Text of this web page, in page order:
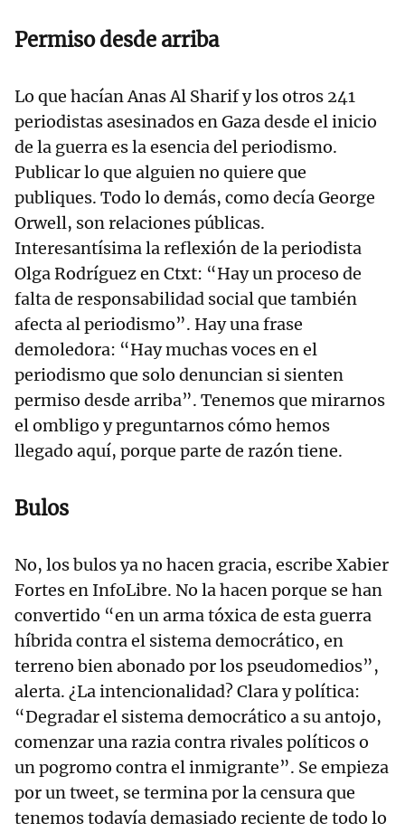
Permiso desde arriba
Lo que hacían Anas Al Sharif y los otros 241
periodistas asesinados en Gaza desde el inicio
de la guerra es la esencia del periodismo.
Publicar lo que alguien no quiere que
publiques. Todo lo demás, como decía George
Orwell, son relaciones públicas.
Interesantísima la reflexión de la periodista
Olga Rodríguez en Ctxt: “Hay un proceso de
falta de responsabilidad social que también
afecta al periodismo”. Hay una frase
demoledora: “Hay muchas voces en el
periodismo que solo denuncian si sienten
permiso desde arriba”. Tenemos que mirarnos
el ombligo y preguntarnos cómo hemos
llegado aquí, porque parte de razón tiene.
Bulos
No, los bulos ya no hacen gracia, escribe Xabier
Fortes en InfoLibre. No la hacen porque se han
convertido “en un arma tóxica de esta guerra
híbrida contra el sistema democrático, en
terreno bien abonado por los pseudomedios”,
alerta. ¿La intencionalidad? Clara y política:
“Degradar el sistema democrático a su antojo,
comenzar una razia contra rivales políticos o
un pogromo contra el inmigrante”. Se empieza
por un tweet, se termina por la censura que
tenemos todavía demasiado reciente de todo lo